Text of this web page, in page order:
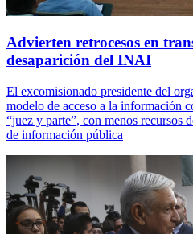
Advierten retrocesos en
desaparición del INAI
El excomisionado presidente del
modelo de acceso a la información
“juez y parte”, con menos recursos
de información pública